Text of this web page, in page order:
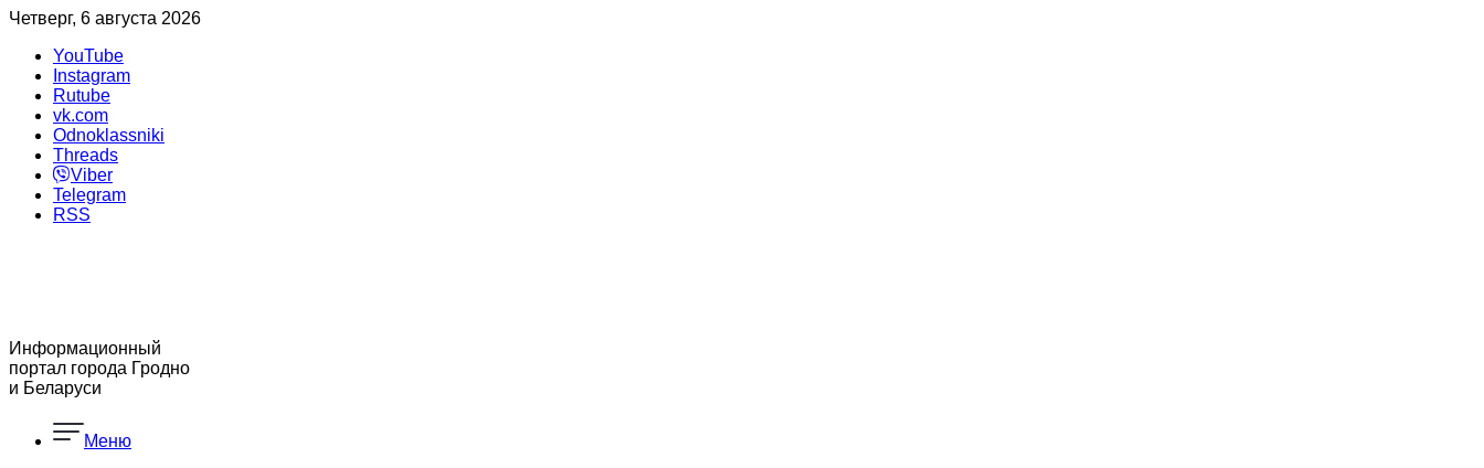
Четверг, 6 августа 2026
YouTube
Instagram
Rutube
vk.com
Odnoklassniki
Threads
Viber
Telegram
RSS
Информационный
портал города Гродно
и Беларуси
Меню